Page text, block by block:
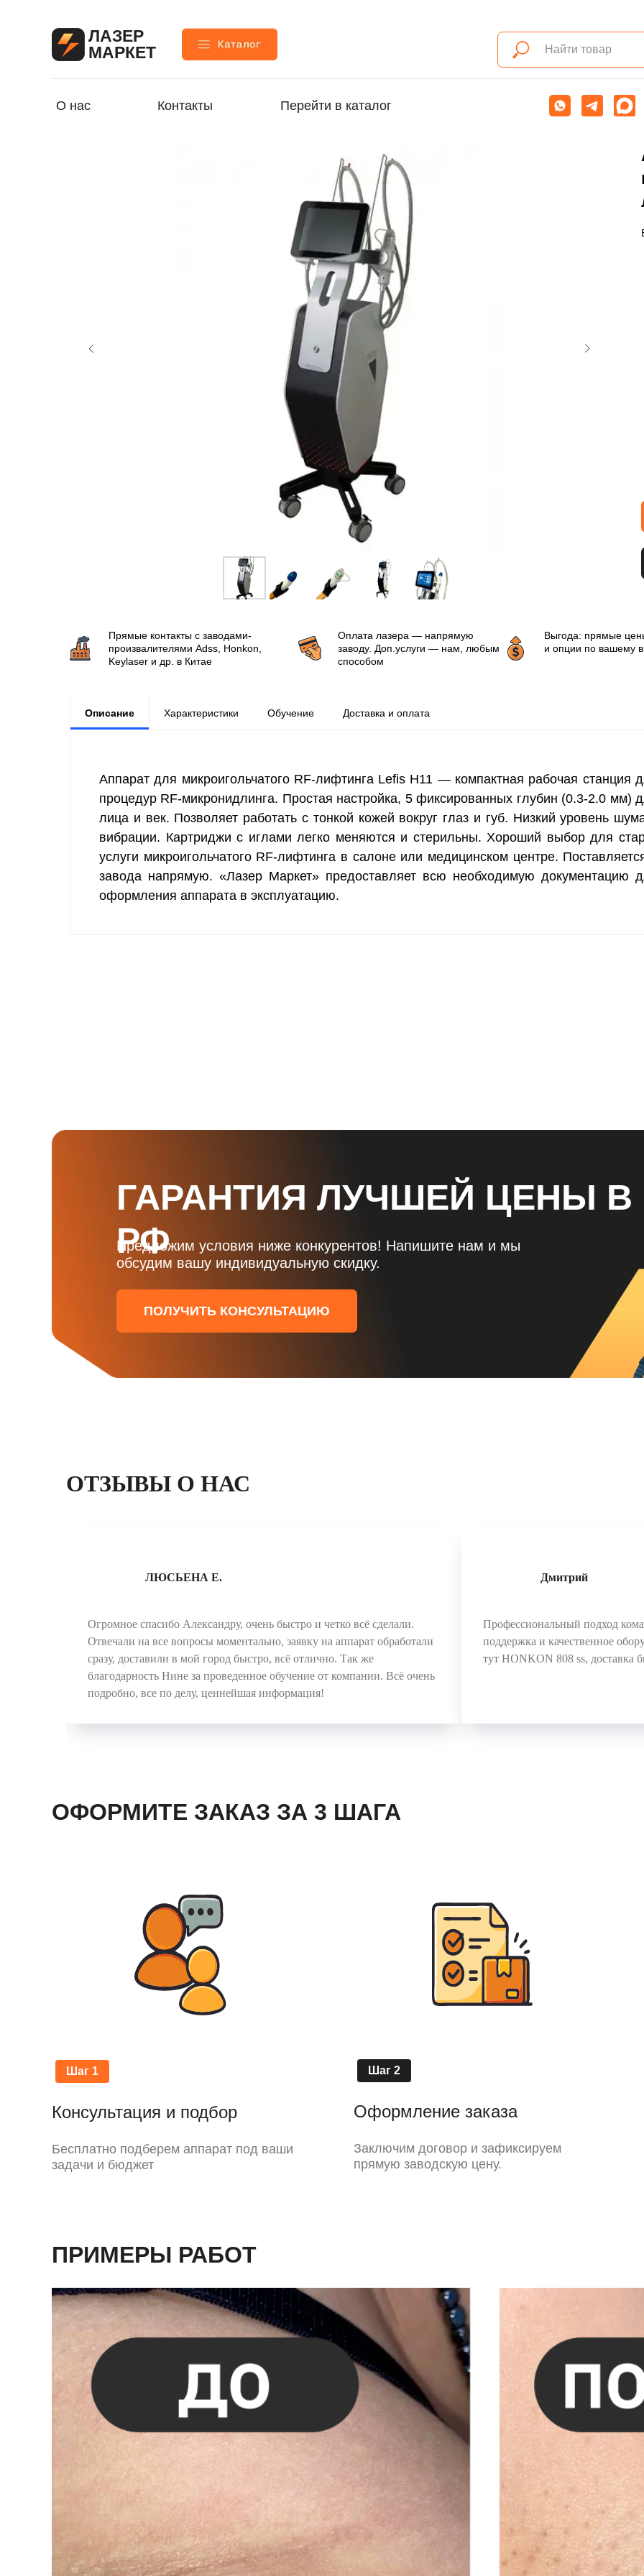
ЛАЗЕР
МАРКЕТ
Перейти в каталог
Контакты
О нас
Выгода: прямые
и опции по вашему
Оплата лазера — напрямую
заводу. Доп.услуги — нам, любым
способом
Прямые контакты с заводами-
произвалителями Аdss, Honkon,
Keylaser и др. в Китае
Описание Характеристики Обучение Доставка и оплата
Аппарат для микроигольчатого RF-лифтинга Lefis H11 — компактная рабочая станция
процедур RF-микронидлинга. Простая настройка, 5 фиксированных глубин (0.3-2.0 мм)
лица и век. Позволяет работать с тонкой кожей вокруг глаз и губ. Низкий уровень
вибрации. Картриджи с иглами легко меняются и стерильны. Хороший выбор для
услуги микроигольчатого RF-лифтинга в салоне или медицинском центре.
завода напрямую. «Лазер Маркет» предоставляет всю необходимую документацию
оформления аппарата в эксплуатацию.
Предложим условия ниже конкурентов! Напишите нам и мы
обсудим вашу индивидуальную скидку.
ГАРАНТИЯ ЛУЧШЕЙ ЦЕНЫ В
РФ
ПОЛУЧИТЬ КОНСУЛЬТАЦИЮ
ОТЗЫВЫ О НАС
ЛЮСЬЕНА Е.
Огромное спасибо Александру, очень быстро и четко всё сделали.
Отвечали на все вопросы моментально, заявку на аппарат обработали
сразу, доставили в мой город быстро, всё отлично. Так же
благодарность Нине за проведенное обучение от компании. Всё очень
подробно, все по делу, ценнейшая информация!
Дмитрий
Профессиональный подход
поддержка и качественное
тут HONKON 808 ss, доставка
ОФОРМИТЕ ЗАКАЗ ЗА 3 ШАГА
Шаг 2
Заключим договор и зафиксируем
прямую заводскую цену.
Оформление заказа
Шаг 1
Бесплатно подберем аппарат под ваши
задачи и бюджет
Консультация и подбор
ПРИМЕРЫ РАБОТ